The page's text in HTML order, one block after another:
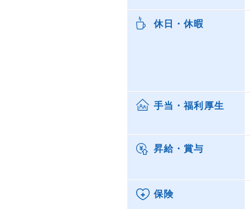
休日・休暇
手当・福利厚生
昇給・賞与
保険